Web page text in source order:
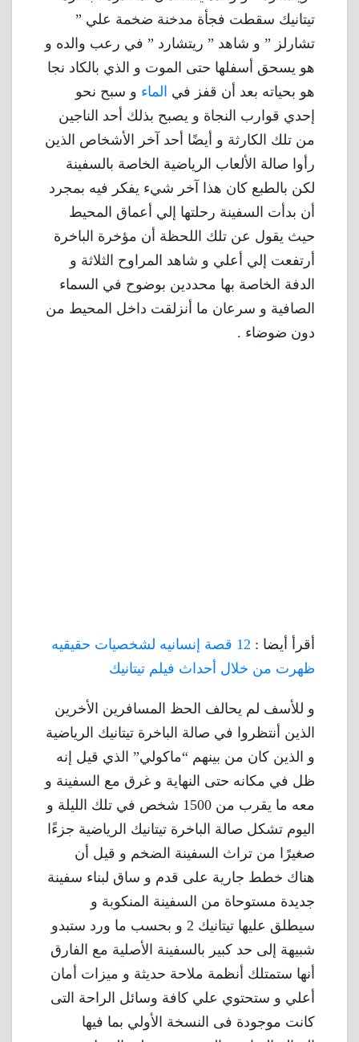
تيتانيك سقطت فجأة مدخنة ضخمة علي ”
تشارلز ” و شاهد ” ريتشارد ” في رعب والده و
هو يسحق أسفلها حتى الموت و الذي بالكاد نجا
هو بحياته بعد أن قفز في الماء و سبح نحو
إحدي قوارب النجاة و يصبح بذلك أحد الناجين
من تلك الكارثة و أيضًا أحد آخر الأشخاص الذين
رأوا صالة الألعاب الرياضية الخاصة بالسفينة
لكن بالطبع كان هذا آخر شيء يفكر فيه بمجرد
أن بدأت السفينة رحلتها إلي أعماق المحيط
حيث يقول عن تلك اللحظة أن مؤخرة الباخرة
أرتفعت إلي أعلي و شاهد المراوح الثلاثة و
الدفة الخاصة بها محددين بوضوح في السماء
الصافية و سرعان ما أنزلقت داخل المحيط من
دون ضوضاء .
أقرأ أيضا :
12 قصة إنسانيه لشخصيات حقيقيه
ظهرت من خلال أحداث فيلم تيتانيك
و للأسف لم يحالف الحظ المسافرين الأخرين
الذين أنتظروا في صالة الباخرة تيتانيك الرياضية
و الذين كان من بينهم “ماكولي” الذي قيل إنه
ظل في مكانه حتى النهاية و غرق مع السفينة و
معه ما يقرب من 1500 شخص في تلك الليلة و
اليوم تشكل صالة الباخرة تيتانيك الرياضية جزءًا
صغيرًا من تراث السفينة الضخم و قيل أن
هناك خطط جارية على قدم و ساق لبناء سفينة
جديدة مستوحاة من السفينة المنكوبة و
سيطلق عليها تيتانيك 2 و بحسب ما ورد ستبدو
شبيهة إلى حد كبير بالسفينة الأصلية مع الفارق
أنها ستمتلك أنظمة ملاحة حديثة و ميزات أمان
أعلي و ستحتوي علي كافة وسائل الراحة التى
كانت موجودة فى النسخة الأولي بما فيها